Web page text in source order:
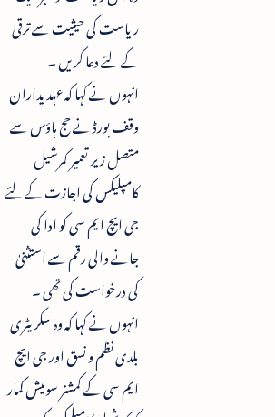
ریاست کی حیثیت سے ترقی
کے لئے دعا کریں ۔
انہوں نے کہا کہ عہدیداران
وقف بورڈ نے حج ہاؤس سے
متصل زیر تعمیر کمرشیل
کامپلیکس کی اجازت کے لئے
جی ایچ ایم سی کو ادا کی
جانے والی رقم سے استثنیٰ
کی درخواست کی تھی ۔
انہوں نے کہا کہ وہ سکریٹری
بلدی نظم و نسق اور جی ایچ
ایم سی کے کمشنر سومیش کمار